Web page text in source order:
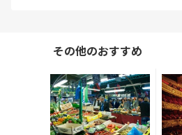
その他のおすすめ